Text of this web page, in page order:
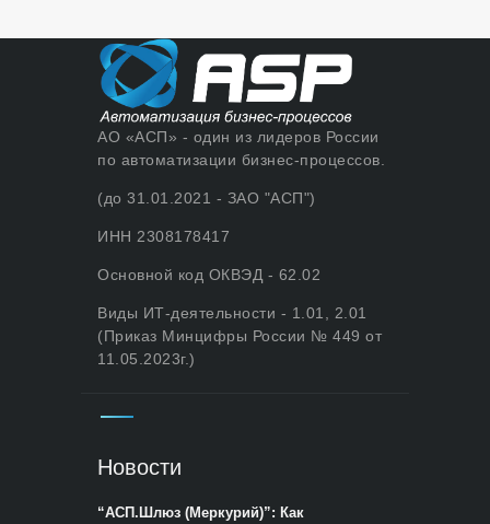
АО «АСП» - один из лидеров России
по автоматизации бизнес-процессов.
(до 31.01.2021 - ЗАО "АСП")
ИНН 2308178417
Основной код ОКВЭД - 62.02
Виды ИТ-деятельности - 1.01, 2.01
(Приказ Минцифры России № 449 от
11.05.2023г.)
Новости
“АСП.Шлюз (Меркурий)”: Как